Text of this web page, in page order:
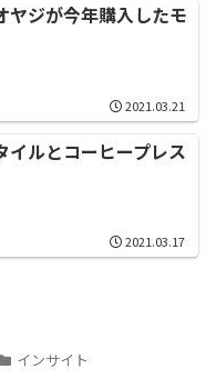
ヤジが今年購入したモ
2021.03.21
イルとコーヒープレス
2021.03.17
インサイト